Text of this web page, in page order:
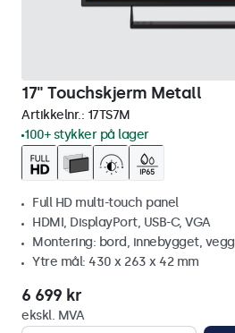
17" Touchskjerm Metall
Artikkelnr.: 17TS7M
100+ stykker på lager
Full HD multi-touch panel
HDMI, DisplayPort, USB-C, VGA
Montering: bord, innebygget, vegg
Ytre mål: 430 x 263 x 42 mm
6 699 kr
ekskl. MVA